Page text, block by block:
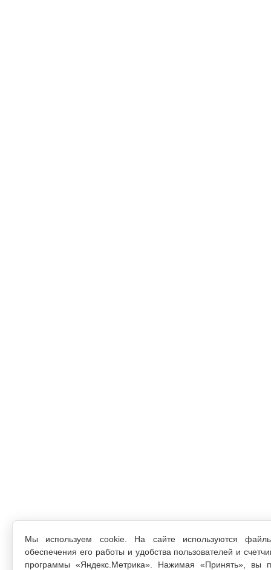
Мы используем cookie. На сайте используются
обеспечения его работы и удобства пользователей и
программы «Яндекс.Метрика». Нажимая «Принять», вы